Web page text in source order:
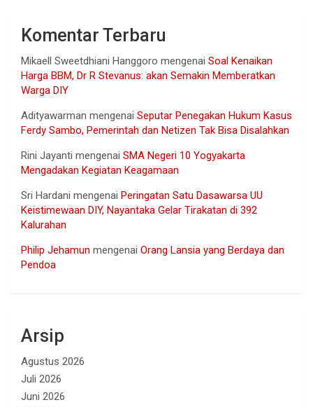
Komentar Terbaru
Mikaell Sweetdhiani Hanggoro mengenai Soal Kenaikan
Harga BBM, Dr R Stevanus: akan Semakin Memberatkan
Warga DIY
Adityawarman mengenai Seputar Penegakan Hukum Kasus
Ferdy Sambo, Pemerintah dan Netizen Tak Bisa Disalahkan
Rini Jayanti mengenai SMA Negeri 10 Yogyakarta
Mengadakan Kegiatan Keagamaan
Sri Hardani mengenai Peringatan Satu Dasawarsa UU
Keistimewaan DIY, Nayantaka Gelar Tirakatan di 392
Kalurahan
Philip Jehamun mengenai Orang Lansia yang Berdaya dan
Pendoa
Arsip
Agustus 2026
Juli 2026
Juni 2026